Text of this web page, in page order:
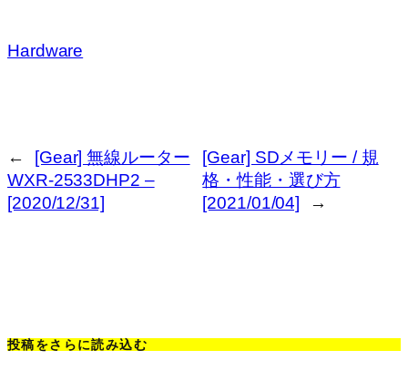
Hardware
←
[Gear] 無線ルーター
WXR-2533DHP2 –
[2020/12/31]
[Gear] SDメモリー / 規
格・性能・選び方
[2021/01/04]
→
投稿をさらに読み込む